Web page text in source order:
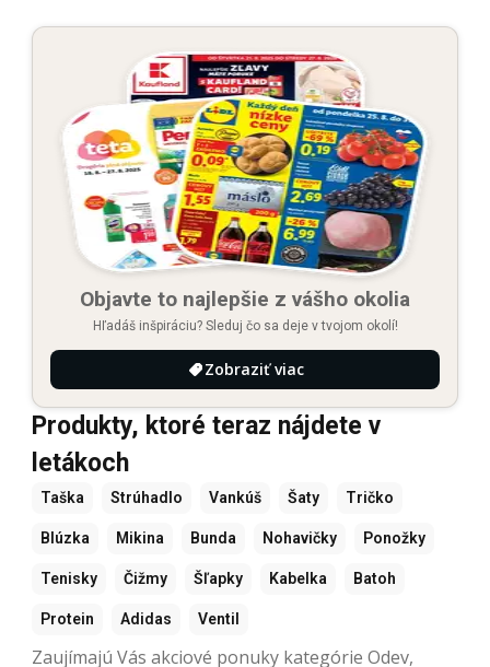
Objavte to najlepšie z vášho okolia
Hľadáš inšpiráciu? Sleduj čo sa deje v tvojom okolí!
Zobraziť viac
Produkty, ktoré teraz nájdete v
letákoch
Taška Strúhadlo Vankúš Šaty Tričko
Blúzka Mikina Bunda Nohavičky Ponožky
Tenisky Čižmy Šľapky Kabelka Batoh
Protein Adidas Ventil
Zaujímajú Vás akciové ponuky kategórie Odev,